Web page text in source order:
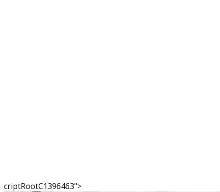
criptRootC1396463">